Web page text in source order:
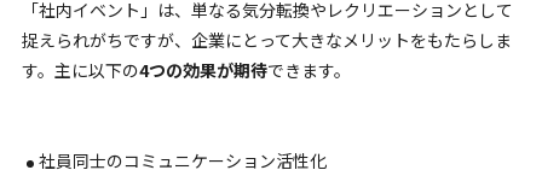
「社内イベント」は、単なる気分転換やレクリエーションとして
捉えられがちですが、企業にとって大きなメリットをもたらしま
す。主に以下の4つの効果が期待できます。
社員同士のコミュニケーション活性化